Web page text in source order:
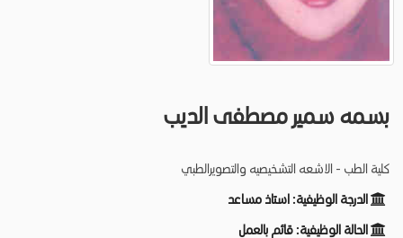
بسمه سمير مصطفى الديب
كلية الطب - الاشعه التشخيصيه والتصويرالطبي
الدرجة الوظيفية: استاذ مساعد
الحالة الوظيفية: قائم بالعمل